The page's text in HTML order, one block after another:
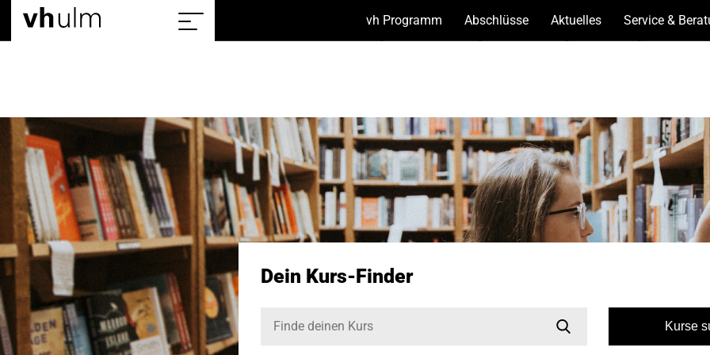
Sitemap
vh Programm (Unterseiten
Abschlüsse(Unterseiten
Aktuelles(Unterseiten
Service &
Dein Kurs-Finder
Kurse